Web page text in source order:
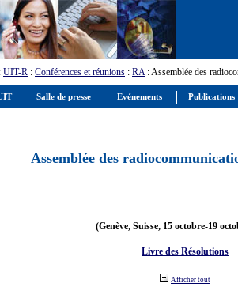
: UIT-R : Conférences et réunions : RA: Assemblée des
Assemblée des
(Genève, Suisse, 15 octobre-19
Livre des Résolutions
Afficher tout
Salle de presse Evénements Publications